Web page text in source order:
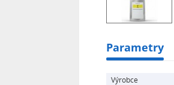
Parametry
Výrobce